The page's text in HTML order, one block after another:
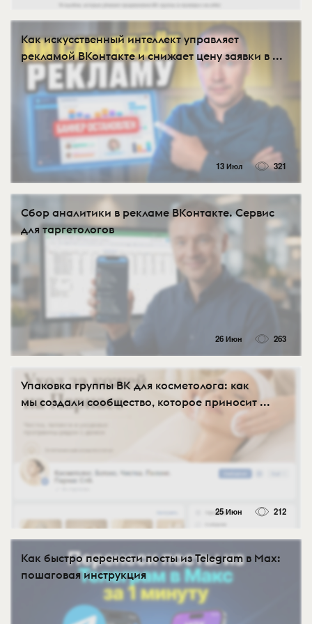
Как искусственный интеллект управляет
рекламой ВКонтакте и снижает цену заявки в ...
13 Июл 321
Сбор аналитики в рекламе ВКонтакте. Сервис
для таргетологов
26 Июн 263
Упаковка группы ВК для косметолога: как
мы создали сообщество, которое приносит ...
25 Июн 212
Как быстро перенести посты из Telegram в Max:
пошаговая инструкция